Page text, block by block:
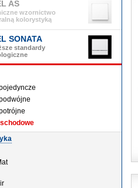
AS
wzornictwo
kolorystyką
SONATA
standardy